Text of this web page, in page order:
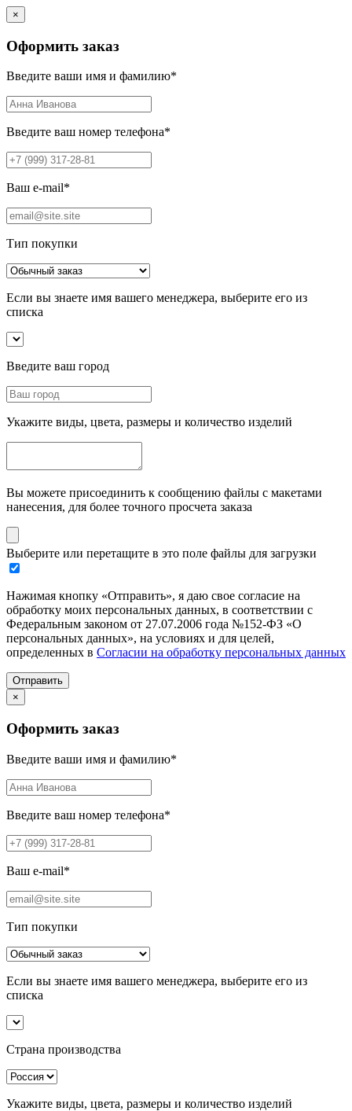
×
Оформить заказ
Введите ваши имя и фамилию*
Введите ваш номер телефона*
Ваш e-mail*
Тип покупки
Если вы знаете имя вашего менеджера, выберите его из
списка
Введите ваш город
Укажите виды, цвета, размеры и количество изделий
Вы можете присоединить к сообщению файлы с макетами
нанесения, для более точного просчета заказа
Выберите или перетащите в это поле файлы для загрузки
Нажимая кнопку «Отправить», я даю свое согласие на
обработку моих персональных данных, в соответствии с
Федеральным законом от 27.07.2006 года №152-ФЗ «О
персональных данных», на условиях и для целей,
определенных в Согласии на обработку персональных данных
Отправить
×
Оформить заказ
Введите ваши имя и фамилию*
Введите ваш номер телефона*
Ваш e-mail*
Тип покупки
Если вы знаете имя вашего менеджера, выберите его из
списка
Страна производства
Укажите виды, цвета, размеры и количество изделий